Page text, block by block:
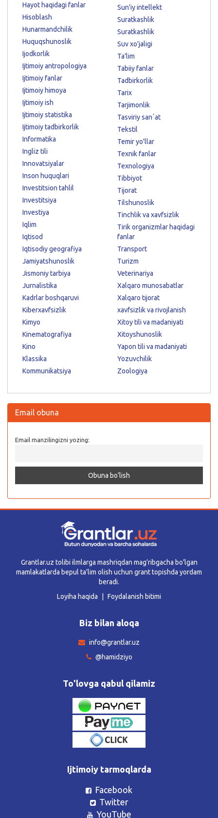
Hayot haqidagi fanlar
Hisoblash
Hunarmandchilik
Huquqshunoslik
Ijodkorlik
Ijtimoiy antropologiya
Ijtimoiy fanlar
Ijtimoiy himoya
Ijtimoiy ish
Ijtimoiy statistika
Ijtimoiy tadbirkorlik
Informatika
Ingliz tili
Innovatsiyalar
Inson huquqlari
Investitsion tahlil
Investitsiya
Investiya
Iqlim
Iqtisod
Iqtisodiy geografiya
Jamiyatshunoslik
Jismoniy tarbiya
Jurnalistika
Kadrlar boshqaruvi
Kiberxavfsizlik
Kimyo
Kinematografiya
Kino
Klassika
Kommunikatsiya
Sun'iy intellekt
Suratkashlik
Suratkashlik
Suv xo'jaligi
Ta'lim
Tabiiy fanlar
Tadbirkorlik
Tarix
Tarjimonlik
Tasviriy sanʼat
Tekstil
Temir yo'llar
Texnik fanlar
Texnologiya
Tibbiyot
Tijorat
Tilshunoslik
Tinchlik va xavfsizlik
Tirik organizmlar haqidagi
fanlar
Transport
Turizm
Veterinariya
Xalqaro munosabatlar
Xalqaro tijorat
xavfsizlik va rivojlanish
Xitoy tili va madaniyati
Xitoyshunoslik
Yapon tili va madaniyati
Yozuvchilik
Zoologiya
Email obuna
Email manzilingizni yozing:
Grantlar.uz tolibi ilmlarga mashriqdan mag’ribgacha bo’lgan
mamlakatlarda bepul ta’lim olish uchun grant topishda yordam
beradi.
Loyiha haqida
Foydalanish bitimi
Biz bilan aloqa
info@grantlar.uz
@hamidziyo
To'lovga qabul qilamiz
Ijtimoiy tarmoqlarda
Facebook
Twitter
YouTube